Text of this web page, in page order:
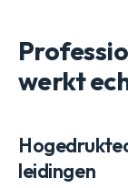
werkt
leidingen